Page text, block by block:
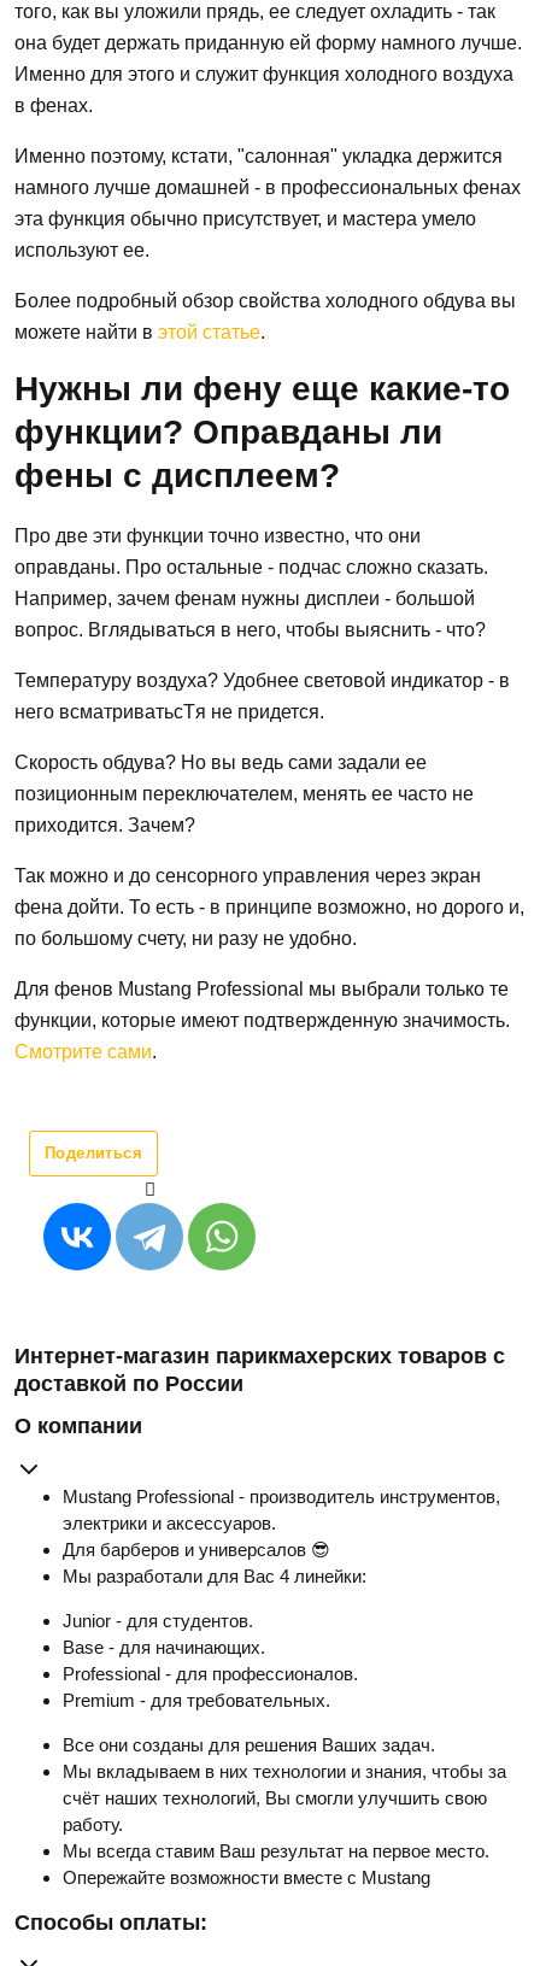
того, как вы уложили прядь, ее следует охладить - так
она будет держать приданную ей форму намного лучше.
Именно для этого и служит функция холодного воздуха
в фенах.
Именно поэтому, кстати, "салонная" укладка держится
намного лучше домашней - в профессиональных фенах
эта функция обычно присутствует, и мастера умело
используют ее.
Более подробный обзор свойства холодного обдува вы
можете найти в этой статье.
Нужны ли фену еще какие-то
функции? Оправданы ли
фены с дисплеем?
Про две эти функции точно известно, что они
оправданы. Про остальные - подчас сложно сказать.
Например, зачем фенам нужны дисплеи - большой
вопрос. Вглядываться в него, чтобы выяснить - что?
Температуру воздуха? Удобнее световой индикатор - в
него всматриватьсTя не придется.
Скорость обдува? Но вы ведь сами задали ее
позиционным переключателем, менять ее часто не
приходится. Зачем?
Так можно и до сенсорного управления через экран
фена дойти. То есть - в принципе возможно, но дорого и,
по большому счету, ни разу не удобно.
Для фенов Mustang Professional мы выбрали только те
функции, которые имеют подтвержденную значимость.
Смотрите сами.
Поделиться
Интернет-магазин парикмахерских товаров с
доставкой по России
О компании
Mustang Professional - производитель инструментов,
электрики и аксессуаров.
Для барберов и универсалов 😎
Мы разработали для Вас 4 линейки:
Junior - для студентов.
Base - для начинающих.
Professional - для профессионалов.
Premium - для требовательных.
Все они созданы для решения Ваших задач.
Мы вкладываем в них технологии и знания, чтобы за
счёт наших технологий, Вы смогли улучшить свою
работу.
Мы всегда ставим Ваш результат на первое место.
Опережайте возможности вместе с Mustang
Способы оплаты: